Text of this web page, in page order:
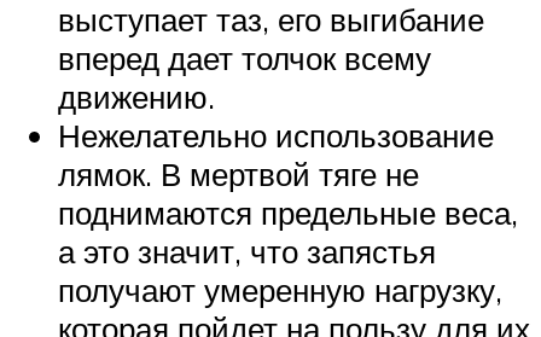
выступает таз, его выгибание
вперед дает толчок всему
движению.
Нежелательно использование
лямок. В мертвой тяге не
поднимаются предельные веса,
а это значит, что запястья
получают умеренную нагрузку,
которая пойдет на пользу для их